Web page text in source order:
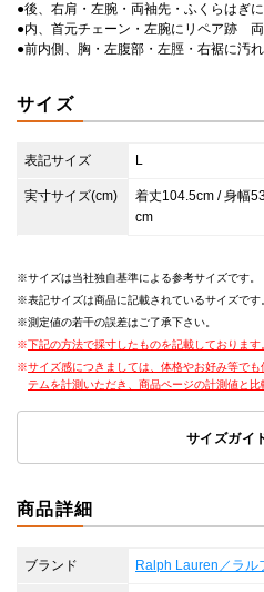
●後、右肩・左腕・両袖先・ふくらはぎ
●内、首元チェーン・左腕にリペア跡
●前内側、胸・左腹部・左脛・右裾に汚
サイズ
表記サイズ L
実寸サイズ(cm)
着丈104.5cm / 身幅
cm
サイズは当社独自基準による参考サイズです。
表記サイズは商品に記載されているサイズです
測定値の若干の誤差はご了承下さい。
下記の方法で採寸したものを記載しております
サイズ感につきましては、体格やお好み等で
テムを計測いただき、商品ページの計測値と比
サイズガイ
商品詳細
ブランド Ralph Lauren／ラル